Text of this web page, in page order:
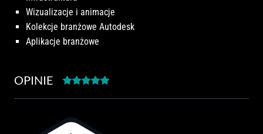
Wizualizacje i animacje
Kolekcje branżowe Autodesk
Aplikacje branżowe
OPINIE